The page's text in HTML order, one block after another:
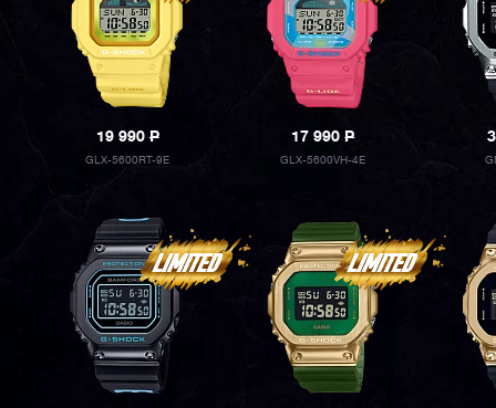
19 990P
GLX-5600RT-9E
17 990P
GLX-5600VH-4E